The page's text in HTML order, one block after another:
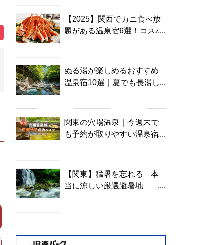
【2025】関西でカニ食べ放
題がある温泉宿6選！コスパ
ぬる湯が楽しめるおすすめ
温泉宿10選｜夏でも長湯し
関東の穴場温泉｜今週末で
も予約が取りやすい温泉宿
【関東】猛暑を忘れる！本
当に涼しい厳選避暑地